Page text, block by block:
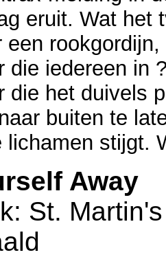
eruit. Wat het
een
die iedereen in
die het duivels
buiten te
lichamen stijgt.
Away
St.